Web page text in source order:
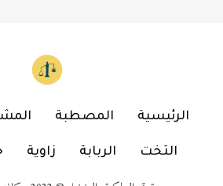
الرئيسية المصطبة
التخت الربابة زاوية